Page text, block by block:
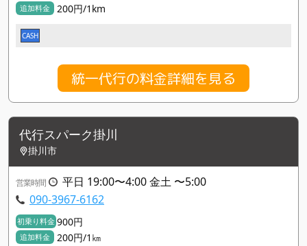
追加料金 200円/1km
CASH
統一代行の料金詳細を見る
代行スパーク掛川
掛川市
営業時間
平日 19:00〜4:00 金土 〜5:00
090-3967-6162
初乗り料金 900円
追加料金 200円/1㎞